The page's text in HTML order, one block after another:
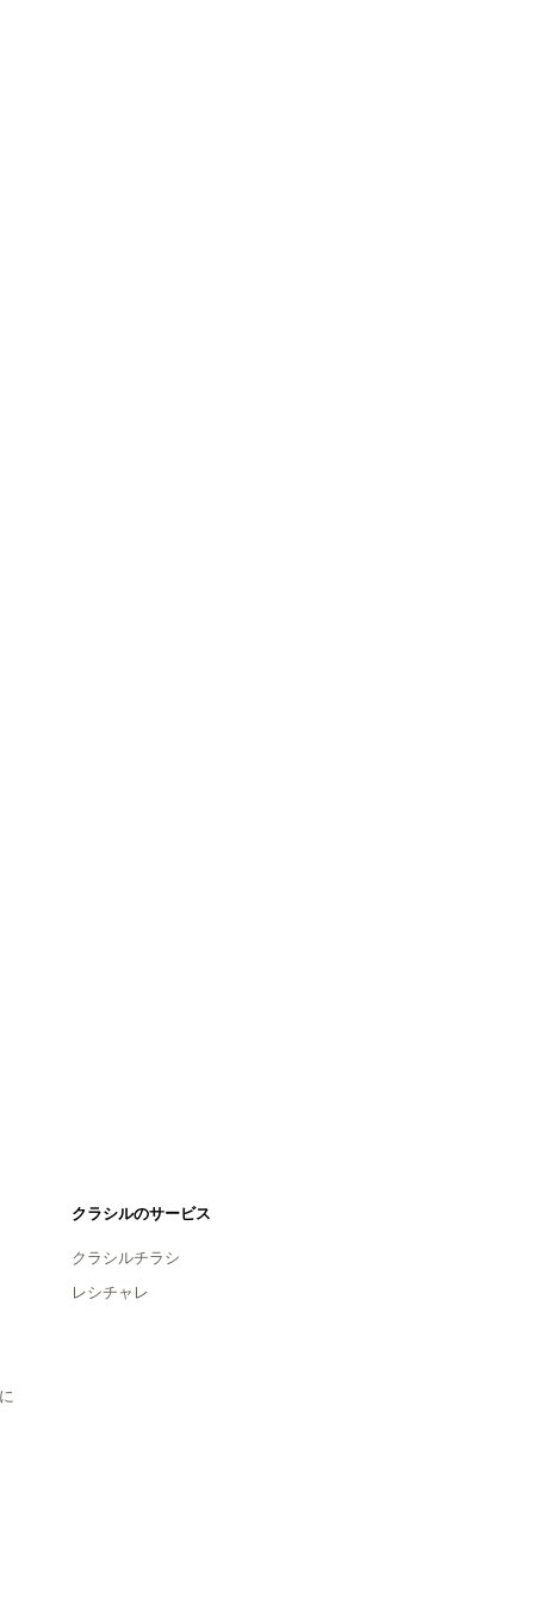
クラシルのサービス
クラシルチラシ
レシチャレ